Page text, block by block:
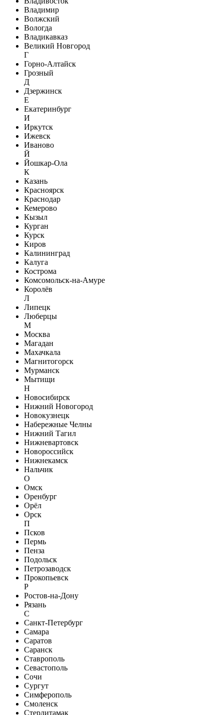
Владимир
Волжский
Вологда
Владикавказ
Великий Новгород
Г
Горно-Алтайск
Грозный
Д
Дзержинск
Е
Екатеринбург
И
Иркутск
Ижевск
Иваново
Й
Йошкар-Ола
К
Казань
Красноярск
Краснодар
Кемерово
Кызыл
Курган
Курск
Киров
Калининград
Калуга
Кострома
Комсомольск-на-Амуре
Королёв
Л
Липецк
Люберцы
М
Москва
Магадан
Махачкала
Магнитогорск
Мурманск
Мытищи
Н
Новосибирск
Нижний Новогород
Новокузнецк
Набережные Челны
Нижний Тагил
Нижневартовск
Новороссийск
Нижнекамск
Нальчик
О
Омск
Оренбург
Орёл
Орск
П
Псков
Пермь
Пенза
Подольск
Петрозаводск
Прокопьевск
Р
Ростов-на-Дону
Рязань
С
Санкт-Петербург
Самара
Саратов
Саранск
Ставрополь
Севастополь
Сочи
Сургут
Симферополь
Смоленск
Стерлитамак